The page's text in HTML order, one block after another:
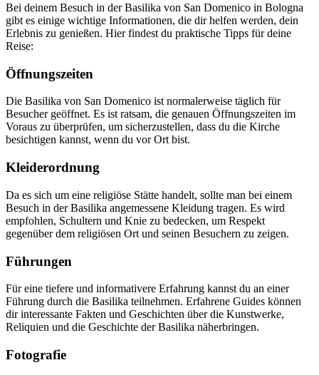
Bei deinem Besuch in der Basilika von San Domenico in Bologna
gibt es einige wichtige Informationen, die dir helfen werden, dein
Erlebnis zu genießen. Hier findest du praktische Tipps für deine
Reise:
Öffnungszeiten
Die Basilika von San Domenico ist normalerweise täglich für
Besucher geöffnet. Es ist ratsam, die genauen Öffnungszeiten im
Voraus zu überprüfen, um sicherzustellen, dass du die Kirche
besichtigen kannst, wenn du vor Ort bist.
Kleiderordnung
Da es sich um eine religiöse Stätte handelt, sollte man bei einem
Besuch in der Basilika angemessene Kleidung tragen. Es wird
empfohlen, Schultern und Knie zu bedecken, um Respekt
gegenüber dem religiösen Ort und seinen Besuchern zu zeigen.
Führungen
Für eine tiefere und informativere Erfahrung kannst du an einer
Führung durch die Basilika teilnehmen. Erfahrene Guides können
dir interessante Fakten und Geschichten über die Kunstwerke,
Reliquien und die Geschichte der Basilika näherbringen.
Fotografie